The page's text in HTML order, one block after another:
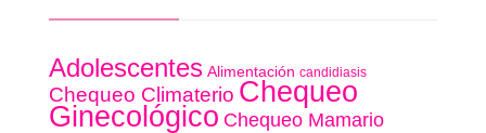
Adolescentes Alimentación candidiasis
Chequeo Climaterio Chequeo
Ginecológico Chequeo Mamario